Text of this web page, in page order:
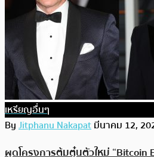
เหรียญอื่นๆ
ByJitphanu Nakapatมีนาคม 12,
ผุดโครงการต้มตุ๋นตัวใหม่ “Bitcoin